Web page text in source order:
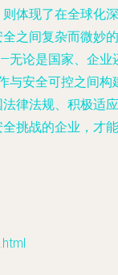
体现了在全球化深
之间复杂而微妙的
无论是国家、企业
与安全可控之间构
律法规、积极适应
挑战的企业，才能